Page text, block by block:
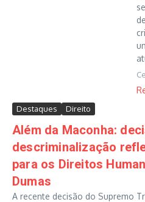
Destaques Direito
Além da Maconha:
descriminalização
para os Direitos
Dumas
A recente decisão do Supremo